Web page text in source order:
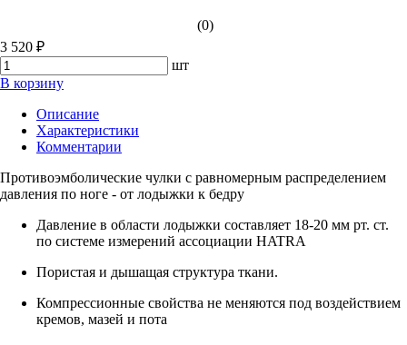
(0)
3 520 ₽
шт
В корзину
Описание
Характеристики
Комментарии
Противоэмболические чулки с равномерным распределением
давления по ноге - от лодыжки к бедру
Давление в области лодыжки составляет 18-20 мм рт. ст.
по системе измерений ассоциации HATRA
Пористая и дышащая структура ткани.
Компрессионные свойства не меняются под воздействием
кремов, мазей и пота